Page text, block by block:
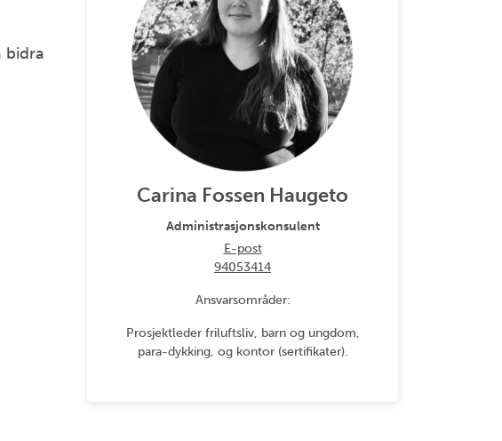
bidra
Carina Fossen Haugeto
Administrasjonskonsulent
E-post
94053414
Ansvarsområder:
Prosjektleder friluftsliv, barn og ungdom,
para-dykking, og kontor (sertifikater).